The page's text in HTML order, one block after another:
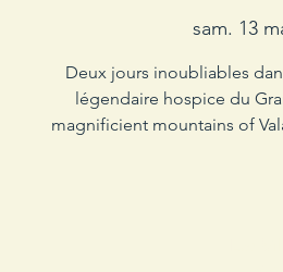
sam. 13
Deux jours inoubliables
légendaire hospice du
magnificient mountains of